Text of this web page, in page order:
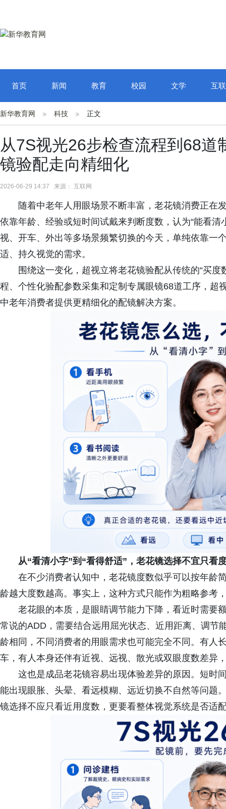
首页 新闻 教育 校园 文学 互
新华教育网 科技 正文
从7S视光26步检查流程到68
镜验配走向精细化
2026-06-29 14:37 来源： 互联网
随着中老年人用眼场景不断丰富，老花镜消费正在
依靠年龄、经验或短时间试戴来判断度数，认为“能看
视、开车、外出等多场景频繁切换的今天，单纯依靠一
适、持久视觉的需求。
围绕这一变化，超视立将老花镜验配从传统的“买
程、个性化验配参数采集和定制专属眼镜68道工序，超
中老年消费者提供更精细化的配镜解决方案。
从“看清小字”到“看得舒适”，老花镜选择不宜只看
在不少消费者认知中，老花镜度数似乎可以按年龄
龄越大度数越高。事实上，这种方式只能作为粗略参考
老花眼的本质，是眼睛调节能力下降，看近时需要
常说的ADD，需要结合远用屈光状态、近用距离、调节
龄相同，不同消费者的用眼需求也可能完全不同。有人
车，有人本身还伴有近视、远视、散光或双眼度数差异
这也是成品老花镜容易出现体验差异的原因。短时
能出现眼胀、头晕、看远模糊、远近切换不自然等问题
镜选择不应只看近用度数，更要看整体视觉系统是否适